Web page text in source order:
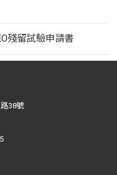
殘留試驗申請書
38號